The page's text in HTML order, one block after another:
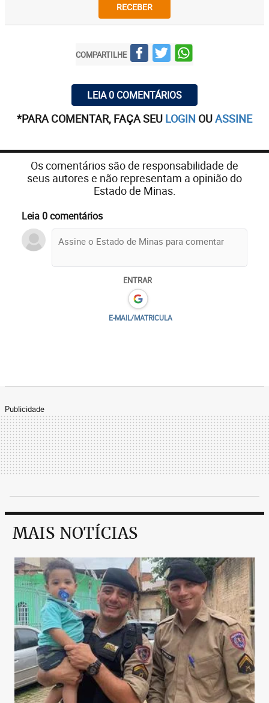
RECEBER
COMPARTILHE
LEIA 0 COMENTÁRIOS
*PARA COMENTAR, FAÇA SEU LOGIN OUASSINE
Os comentários são de responsabilidade de
seus autores e não representam a opinião do
Estado de Minas.
Leia 0 comentários
ENTRAR
E-MAIL/MATRICULA
Publicidade
MAIS NOTÍCIAS